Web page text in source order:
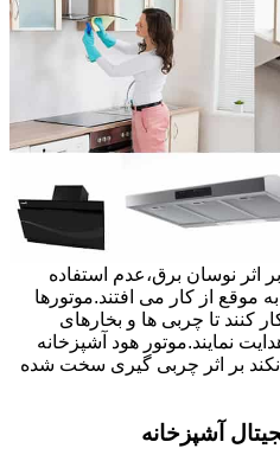
اثر نوسان برق،عدم استفاده
از کار می افتند.موتورها
کنند تا چربی ها و بخارهای
نمایند.موتور هود آشپزخانه
بر اثر چربی گیری سخت شده
آشپزخانه